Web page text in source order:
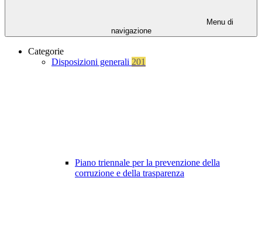
Menu di
navigazione
Categorie
Disposizioni generali 201
Piano triennale per la prevenzione della
corruzione e della trasparenza